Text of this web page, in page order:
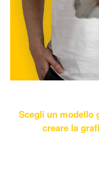
Scegli un modello
creare la